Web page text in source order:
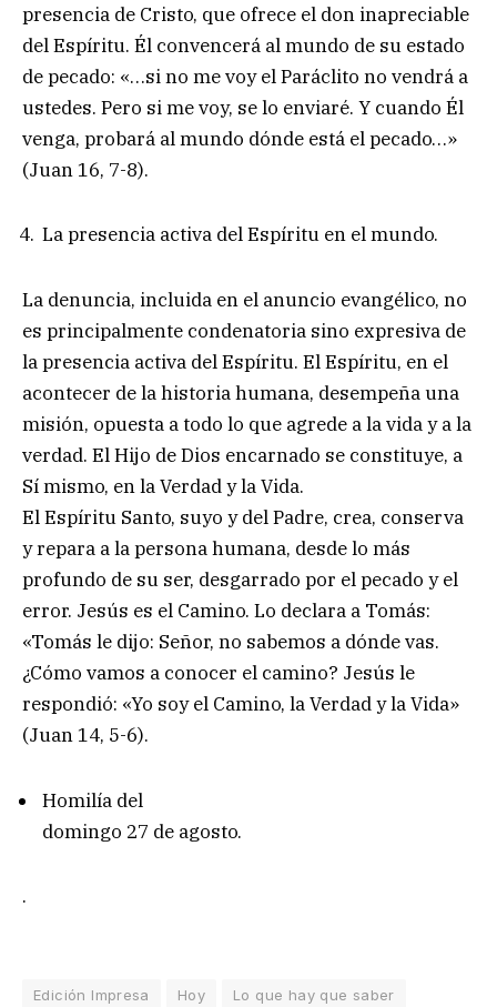
presencia de Cristo, que ofrece el don inapreciable
del Espíritu. Él convencerá al mundo de su estado
de pecado: «…si no me voy el Paráclito no vendrá a
ustedes. Pero si me voy, se lo enviaré. Y cuando Él
venga, probará al mundo dónde está el pecado…»
(Juan 16, 7-8).
La presencia activa del Espíritu en el mundo.
La denuncia, incluida en el anuncio evangélico, no
es principalmente condenatoria sino expresiva de
la presencia activa del Espíritu. El Espíritu, en el
acontecer de la historia humana, desempeña una
misión, opuesta a todo lo que agrede a la vida y a la
verdad. El Hijo de Dios encarnado se constituye, a
Sí mismo, en la Verdad y la Vida.
El Espíritu Santo, suyo y del Padre, crea, conserva
y repara a la persona humana, desde lo más
profundo de su ser, desgarrado por el pecado y el
error. Jesús es el Camino. Lo declara a Tomás:
«Tomás le dijo: Señor, no sabemos a dónde vas.
¿Cómo vamos a conocer el camino? Jesús le
respondió: «Yo soy el Camino, la Verdad y la Vida»
(Juan 14, 5-6).
Homilía del
domingo 27 de agosto.
.
Edición Impresa Hoy Lo que hay que saber